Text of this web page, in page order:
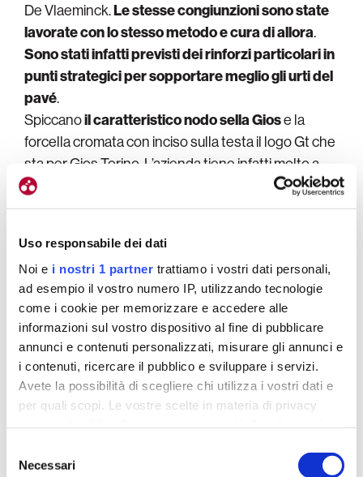
Uso responsabile dei dati
Noi e i nostri 1 partner trattiamo i vostri dati personali,
ad esempio il vostro numero IP, utilizzando tecnologie
come i cookie per memorizzare e accedere alle
informazioni sul vostro dispositivo al fine di pubblicare
annunci e contenuti personalizzati, misurare gli annunci e
i contenuti, ricercare il pubblico e sviluppare i servizi.
Avete la possibilità di scegliere chi utilizza i vostri dati e
per quali scopi. Le vostre scelte in materia di privacy
revocare il proprio consenso in qualsiasi momento dalla
delNecessari
De Vlaeminck.Le stesse congiunzioni sono state
lavorate con lo stesso metodo e cura di allora.
Sono stati infatti previsti dei rinforzi particolari in
punti strategici per sopportare meglio gli urti del
pavé.
Spiccanoil caratteristico nodo sella Giose la
forcella cromata con inciso sulla testa il logo Gt che
sta per Gios Torino. L’azienda tiene infatti molto a
ricordare il proprio legame con il capoluogo
piemontese. Lo stesso logo è presente anche